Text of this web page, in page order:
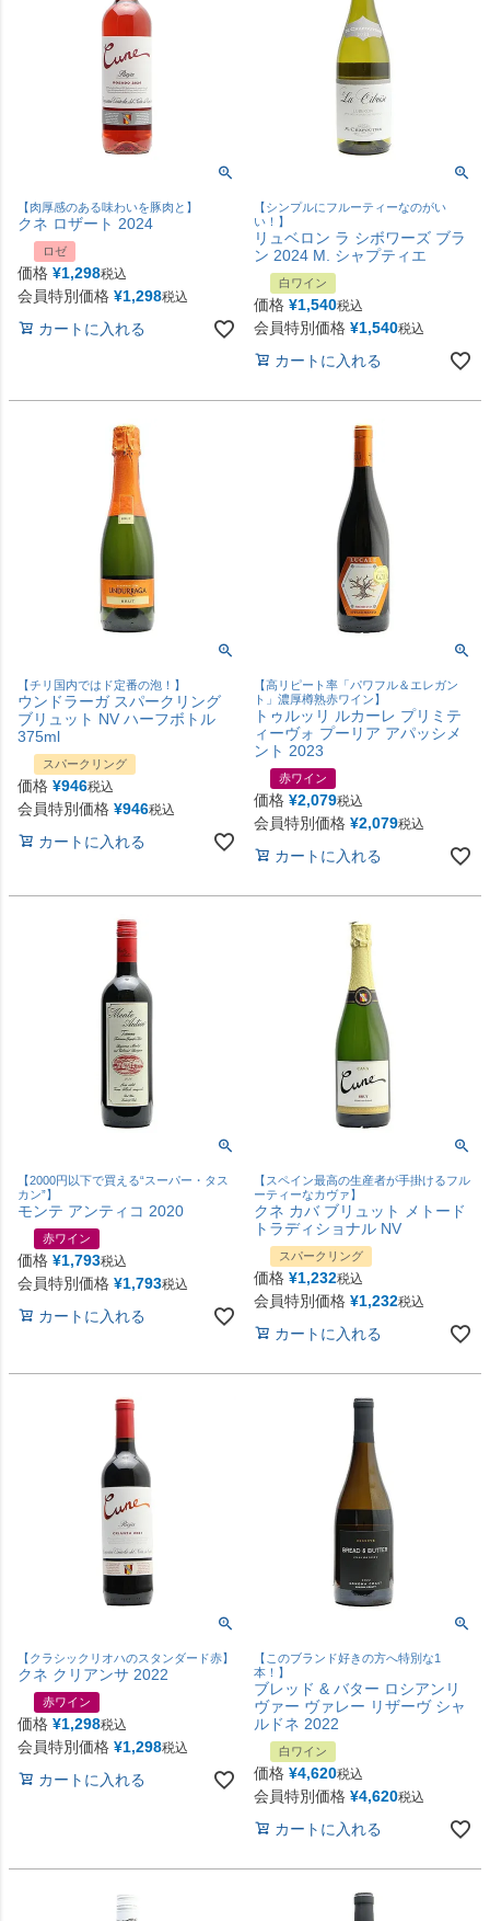
【肉厚感のある味わいを豚肉と】
クネ ロザート 2024
ロゼ
価格 ¥1,298税込
会員特別価格 ¥1,298税込
カートに入れる
【シンプルにフルーティーなのがい
い！】
リュベロン ラ シボワーズ ブラ
ン 2024 M. シャプティエ
白ワイン
価格 ¥1,540税込
会員特別価格 ¥1,540税込
カートに入れる
【チリ国内ではド定番の泡！】
ウンドラーガ スパークリング
ブリュット NV ハーフボトル
375ml
スパークリング
価格 ¥946税込
会員特別価格 ¥946税込
カートに入れる
【高リピート率「パワフル＆エレガン
ト」濃厚樽熟赤ワイン】
トゥルッリ ルカーレ プリミテ
ィーヴォ プーリア アパッシメ
ント 2023
赤ワイン
価格 ¥2,079税込
会員特別価格 ¥2,079税込
カートに入れる
【2000円以下で買える“スーパー・タス
カン”】
モンテ アンティコ 2020
赤ワイン
価格 ¥1,793税込
会員特別価格 ¥1,793税込
カートに入れる
【スペイン最高の生産者が手掛けるフル
ーティーなカヴァ】
クネ カバ ブリュット メトード
トラディショナル NV
スパークリング
価格 ¥1,232税込
会員特別価格 ¥1,232税込
カートに入れる
【クラシックリオハのスタンダード赤】
クネ クリアンサ 2022
赤ワイン
価格 ¥1,298税込
会員特別価格 ¥1,298税込
カートに入れる
【このブランド好きの方へ特別な1
本！】
ブレッド & バター ロシアンリ
ヴァー ヴァレー リザーヴ シャ
ルドネ 2022
白ワイン
価格 ¥4,620税込
会員特別価格 ¥4,620税込
カートに入れる